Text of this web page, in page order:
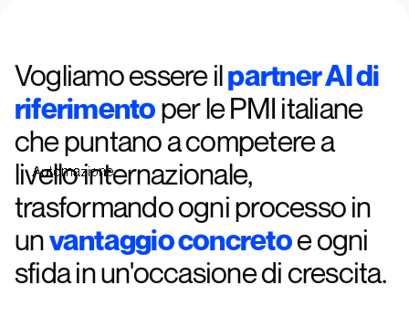
Automazione
Vogliamo essere ilpartner AI di
riferimentoper le PMI italiane
che puntano a competere a
livello internazionale,
trasformando ogni processo in
unvantaggio concretoe ogni
sfida in un'occasione di crescita.